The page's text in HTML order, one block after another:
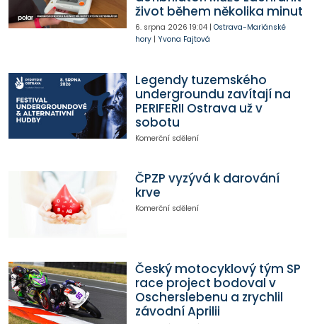
život během několika minut
6. srpna 2026 19:04| Ostrava-Mariánské
hory| Yvona Fajtová
Legendy tuzemského
undergroundu zavítají na
PERIFERII Ostrava už v
sobotu
Komerční sdělení
ČPZP vyzývá k darování
krve
Komerční sdělení
Český motocyklový tým SP
race project bodoval v
Oscherslebenu a zrychlil
závodní Aprilii